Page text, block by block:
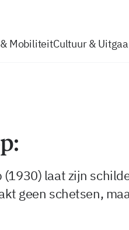
MobiliteitCultuur &
laat zijn
geen schetsen,